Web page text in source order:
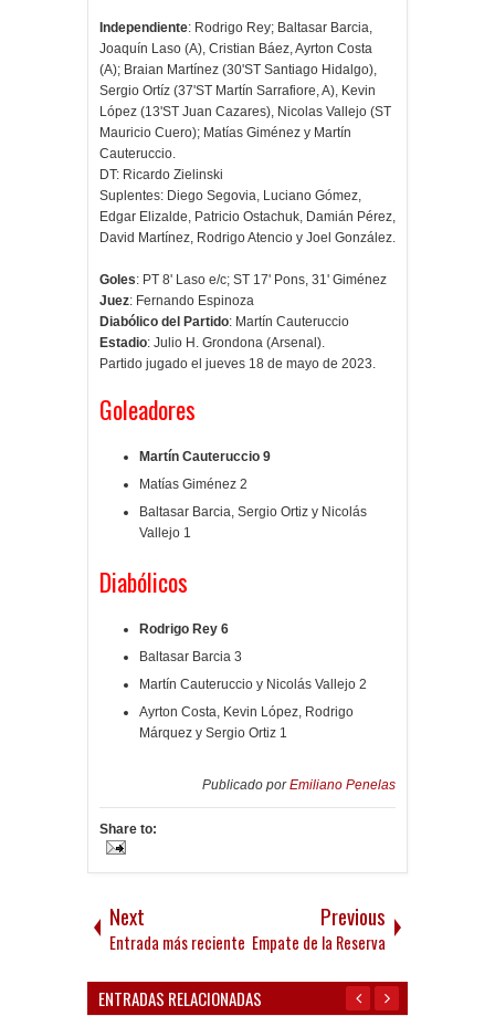
Independiente: Rodrigo Rey; Baltasar Barcia,
Joaquín Laso (A), Cristian Báez, Ayrton Costa
(A); Braian Martínez (30'ST Santiago Hidalgo),
Sergio Ortíz (37'ST Martín Sarrafiore, A), Kevin
López (13'ST Juan Cazares), Nicolas Vallejo (ST
Mauricio Cuero); Matías Giménez y Martín
Cauteruccio.
DT: Ricardo Zielinski
Suplentes: Diego Segovia, Luciano Gómez,
Edgar Elizalde, Patricio Ostachuk, Damián Pérez,
David Martínez, Rodrigo Atencio y Joel González.
Goles: PT 8' Laso e/c; ST 17' Pons, 31' Giménez
Juez: Fernando Espinoza
Diabólico del Partido: Martín Cauteruccio
Estadio: Julio H. Grondona (Arsenal).
Partido jugado el jueves 18 de mayo de 2023.
Goleadores
Martín Cauteruccio 9
Matías Giménez 2
Baltasar Barcia, Sergio Ortiz y Nicolás
Vallejo 1
Diabólicos
Rodrigo Rey 6
Baltasar Barcia 3
Martín Cauteruccio y Nicolás Vallejo 2
Ayrton Costa, Kevin López, Rodrigo
Márquez y Sergio Ortiz 1
Publicado porEmiliano Penelas
Share to:
Next
Entrada más reciente
Previous
Empate de la Reserva
ENTRADAS RELACIONADAS